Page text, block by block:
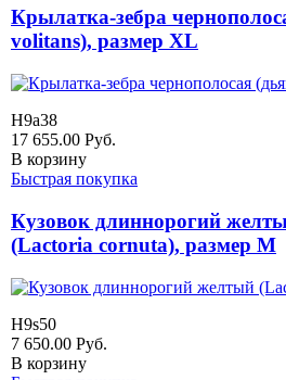
Крылатка-зебра
volitans), размер XL
H9a38
17 655.00 Руб.
В корзину
Быстрая покупка
Кузовок длиннорогий
(Lactoria cornuta), размер M
H9s50
7 650.00 Руб.
В корзину